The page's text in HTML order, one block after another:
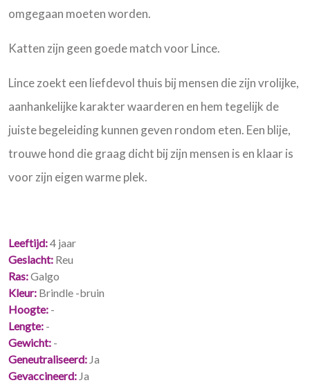
omgegaan moeten worden.
Katten zijn geen goede match voor Lince.
Lince zoekt een liefdevol thuis bij mensen die zijn vrolijke,
aanhankelijke karakter waarderen en hem tegelijk de
juiste begeleiding kunnen geven rondom eten. Een blije,
trouwe hond die graag dicht bij zijn mensen is en klaar is
voor zijn eigen warme plek.
Leeftijd 4 jaar
Geslacht Reu
Ras Galgo
Kleur Brindle -bruin
Hoogte -
Lengte -
Gewicht -
Geneutraliseerd Ja
Gevaccineerd Ja